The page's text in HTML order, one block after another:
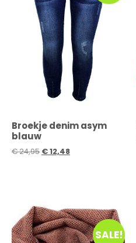
Broekje denim asym
blauw
€24,95 €12,48
SALE!